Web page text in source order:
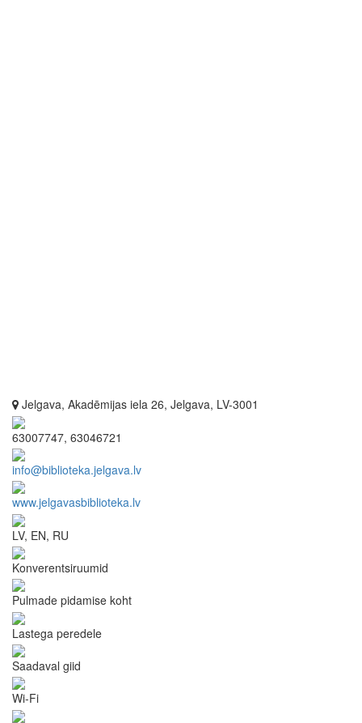
Jelgava, Akadēmijas iela 26, Jelgava, LV-3001
63007747, 63046721
info@biblioteka.jelgava.lv
www.jelgavasbiblioteka.lv
LV, EN, RU
Konverentsiruumid
Pulmade pidamise koht
Lastega peredele
Saadaval giid
Wi-Fi